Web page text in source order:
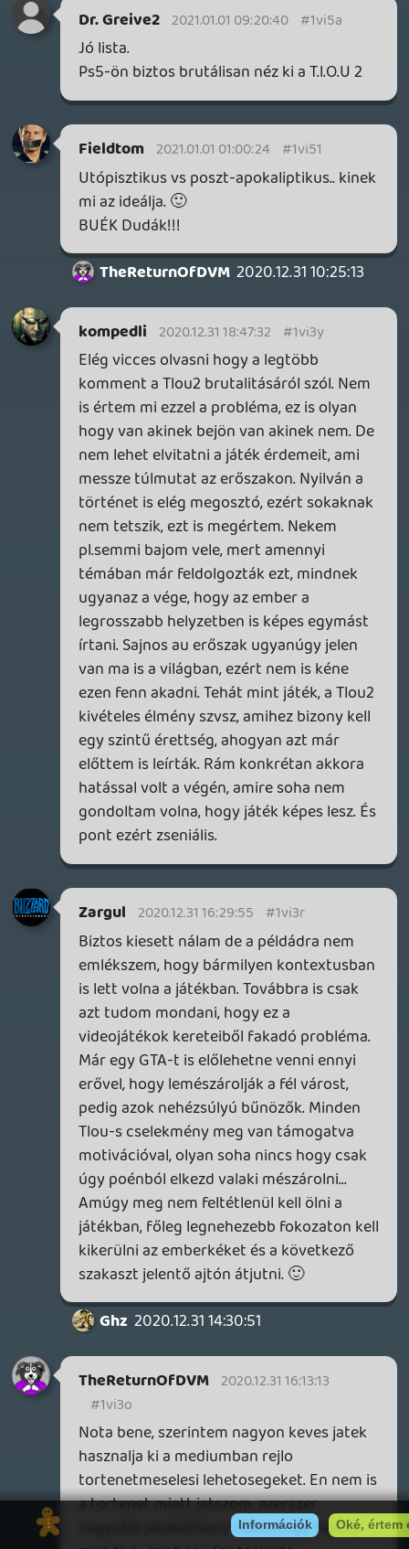
ebben a stílusban csináltak. Hogy mit
ígértek, meg mit nem, azt nem tudom.
Ezzel a részével nekem semmi bajom.
Rehynn22 2020.12.31 15:31:20
Rehynn22 2020.12.31 15:31:20 #1vi3d
Egyébként a TLOU-ban simán feledtetné a
AI-t és az arra alapuló harcokat, amiket
behazudtak anno az első rész megjelenése
előtt. Na, az feature lett volna. A CG B-
filmnek levés nem az.
😂
reptile 2020.12.31 14:48:44 #1vi36
Teljesen egyetértek. Mint mikor pld egy
rendőrtűzharcból elmenekülsz egy
autóban t-pózolva, és utánad se jönnek. 😃
Ghz 2020.12.31 14:30:51
TheReturnOfDVM 2020.12.31 14:42:42
#1vi33
Az atvezetokben elvarjak, hogy empatizalj
Ellie-vel, gameplayben meg semmiben sem
jobb azoknal, mint akiket megol.
Zargul 2020.12.31 14:25:29
TheReturnOfDVM
2020.12.31 14:38:33
#1vi32
En nem masokkal szemben vitatom a
helyezeset, hanem azokra reflektaltam,
amik alapjan ki lett emelve. Nekem 2020-
bol top3-am sincs. De ha jo tortenetet
keresek, jatekokban azt ertekelem, amikor
a medium sajatossagaival elnek (pl. Dark
Souls), es nem onjelolt filmesek
probalkozasat kell neznem.
lacusX 2020.12.31 14:30:47
2020.12.31 14:33:57 #1vi30
i.kym-cdn.com
Ghz 2020.12.31 14:30:51 #1vi2z
Már az is szembe ment. Mert nincs ezzel
baj, csak akkor nyugodtan engedjük el a
realitáshoz való ragaszkodást. Meglátunk
egy randomholttestet egy random
boltban, és majdnem leborul, hogy úristen
micsoda erőszak és brutalítás, majd szét
verjük 5 ember fejét a következő sarkon.
Aztán meg mindenféle lelki bajunk van az
átvezetőkben, ok... Nevetséges lesz tőle az
egész. Legalábbis számomra.
Zargul 2020.12.31 14:25:29
lacusX 2020.12.31 14:30:47 #1vi2y
Rendben. Engem egyébként érdekel más
véleménye. Annyira toljátok. Ez B
sem. Nem érdemli meg a 1. helyezést.
Akkor mi az a kiemelkedő
jellemábrázolás, fordulat cselekmény,
melyik játék, ami mi játékelemeiben is
innovativ és szerintetek megérdemli az
első helyet?
Komolyan érdekel, mert lehet kimaradt
nekem és pótlom.
2020.12.31 14:13:12